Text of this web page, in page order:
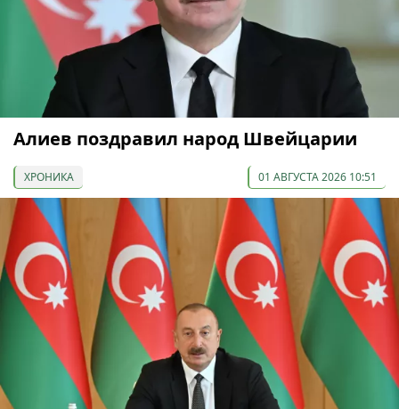
Алиев поздравил народ Швейцарии
ХРОНИКА 01 АВГУСТА 2026 10:51